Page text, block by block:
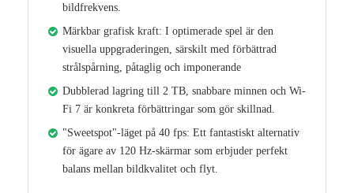
bildfrekvens.
Märkbar grafisk kraft: I optimerade spel är den
visuella uppgraderingen, särskilt med förbättrad
strålspårning, påtaglig och imponerande
Dubblerad lagring till 2 TB, snabbare minnen och Wi-
Fi 7 är konkreta förbättringar som gör skillnad.
"Sweetspot"-läget på 40 fps: Ett fantastiskt alternativ
för ägare av 120 Hz-skärmar som erbjuder perfekt
balans mellan bildkvalitet och flyt.